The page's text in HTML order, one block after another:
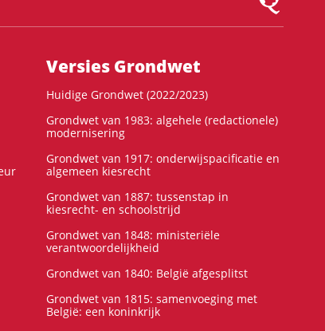
Versies Grondwet
Huidige Grondwet (2022/2023)
Grondwet van 1983: algehele (redactionele)
modernisering
Grondwet van 1917: onderwijspacificatie en
algemeen kiesrecht
Grondwet van 1887: tussenstap in
kiesrecht- en schoolstrijd
Grondwet van 1848: ministeriële
verantwoordelijkheid
Grondwet van 1840: België afgesplitst
Grondwet van 1815: samenvoeging met
België: een koninkrijk